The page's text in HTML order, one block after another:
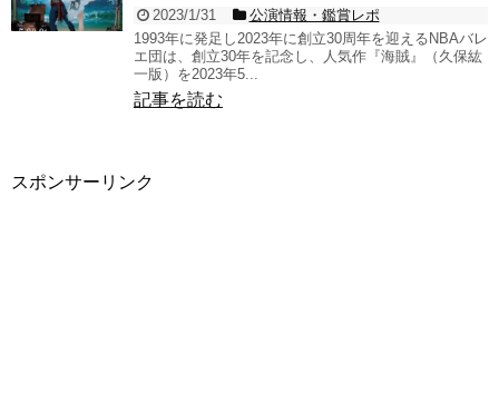
2023/1/31
公演情報・鑑賞レポ
1993年に発足し2023年に創立30周年を迎えるNBAバレ
エ団は、創立30年を記念し、人気作『海賊』（久保紘
一版）を2023年5...
記事を読む
スポンサーリンク